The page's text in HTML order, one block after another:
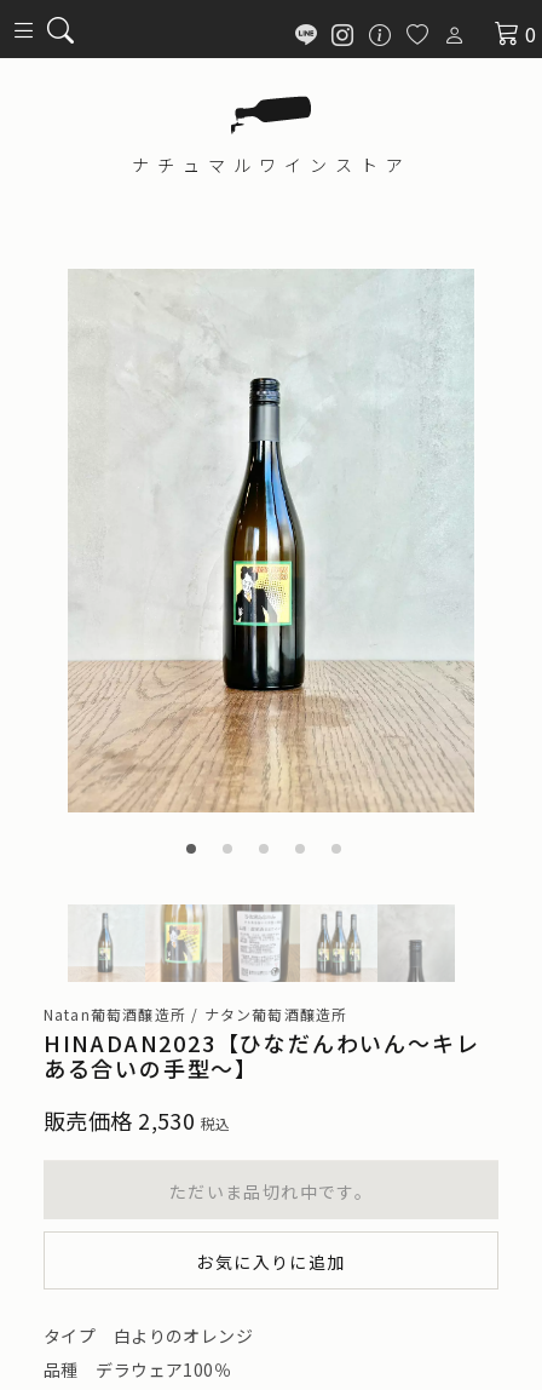
0
ナチュマル ワインストア
Natan葡萄酒醸造所 / ナタン葡萄酒醸造所
HINADAN2023【ひなだんわいん〜キレ
ある合いの手型〜】
販売価格 2,530 税込
ただいま品切れ中です。
お気に入りに追加
タイプ 白よりのオレンジ
品種 デラウェア100％